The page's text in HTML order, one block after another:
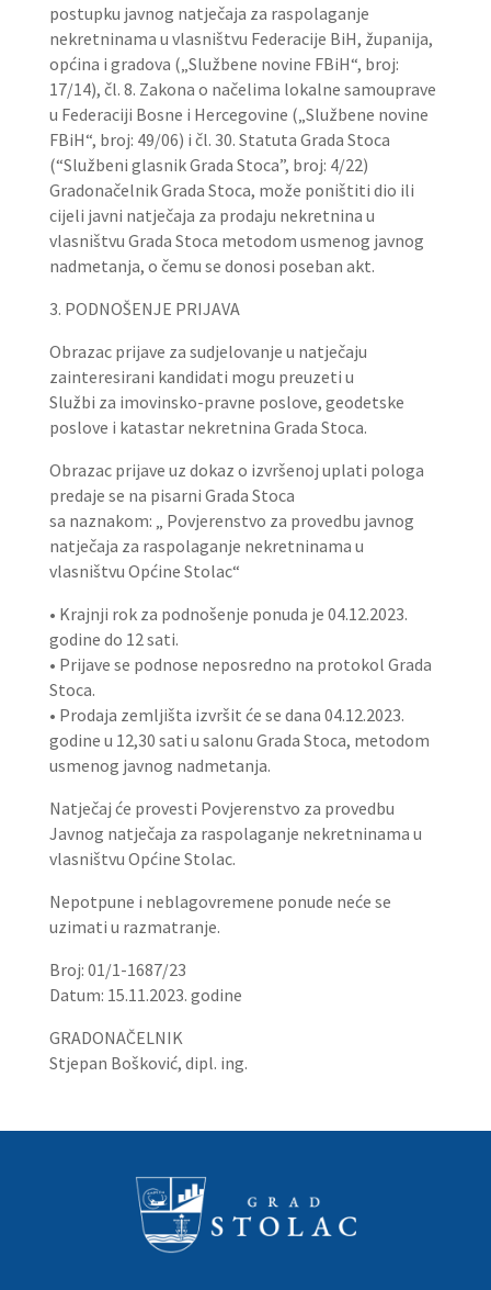
postupku javnog natječaja za raspolaganje
nekretninama u vlasništvu Federacije BiH, županija,
općina i gradova („Službene novine FBiH“, broj:
17/14), čl. 8. Zakona o načelima lokalne samouprave
u Federaciji Bosne i Hercegovine („Službene novine
FBiH“, broj: 49/06) i čl. 30. Statuta Grada Stoca
(“Službeni glasnik Grada Stoca”, broj: 4/22)
Gradonačelnik Grada Stoca, može poništiti dio ili
cijeli javni natječaja za prodaju nekretnina u
vlasništvu Grada Stoca metodom usmenog javnog
nadmetanja, o čemu se donosi poseban akt.
3. PODNOŠENJE PRIJAVA
Obrazac prijave za sudjelovanje u natječaju
zainteresirani kandidati mogu preuzeti u
Službi za imovinsko-pravne poslove, geodetske
poslove i katastar nekretnina Grada Stoca.
Obrazac prijave uz dokaz o izvršenoj uplati pologa
predaje se na pisarni Grada Stoca
sa naznakom: „ Povjerenstvo za provedbu javnog
natječaja za raspolaganje nekretninama u
vlasništvu Općine Stolac“
• Krajnji rok za podnošenje ponuda je 04.12.2023.
godine do 12 sati.
• Prijave se podnose neposredno na protokol Grada
Stoca.
• Prodaja zemljišta izvršit će se dana 04.12.2023.
godine u 12,30 sati u salonu Grada Stoca, metodom
usmenog javnog nadmetanja.
Natječaj će provesti Povjerenstvo za provedbu
Javnog natječaja za raspolaganje nekretninama u
vlasništvu Općine Stolac.
Nepotpune i neblagovremene ponude neće se
uzimati u razmatranje.
Broj: 01/1-1687/23
Datum: 15.11.2023. godine
GRADONAČELNIK
Stjepan Bošković, dipl. ing.